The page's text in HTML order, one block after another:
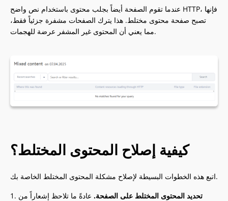
عندما تقوم الصفحة أيضاً بجلب محتوى باستخدام نص واضح HTTP، فإنها
تصبح صفحة محتوى مختلط. هذا يترك الصفحات مشفرة جزئياً فقط،
مما يعني أن المحتوى غير المشفر عرضة للهجمات.
كيفية إصلاح المحتوى المختلط؟
اتبع هذه الخطوات البسيطة لإصلاح مشكلة المحتوى المختلط الخاصة بك.
1.
تحديد المحتوى المختلط على الصفحة. عادةً ما تلاحظ إشعاراً من